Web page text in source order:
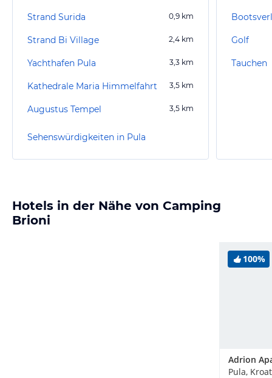
Strand Surida 0,9 km
Strand Bi Village 2,4 km
Yachthafen Pula 3,3 km
Kathedrale Maria Himmelfahrt 3,5 km
Augustus Tempel 3,5 km
Sehenswürdigkeiten in Pula
Golf
Tauchen
Hotels in der Nähe von Camping
Brioni
100%
Adrion
Pula,